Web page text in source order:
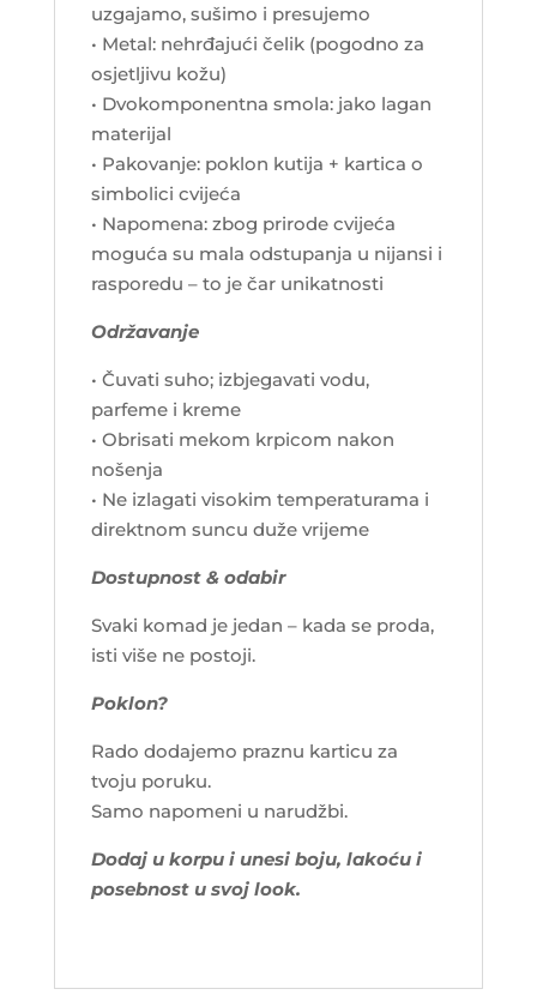
uzgajamo, sušimo i presujemo
• Metal: nehrđajući čelik (pogodno za
osjetljivu kožu)
• Dvokomponentna smola: jako lagan
materijal
• Pakovanje: poklon kutija + kartica o
simbolici cvijeća
• Napomena: zbog prirode cvijeća
moguća su mala odstupanja u nijansi i
rasporedu – to je čar unikatnosti
Održavanje
• Čuvati suho; izbjegavati vodu,
parfeme i kreme
• Obrisati mekom krpicom nakon
nošenja
• Ne izlagati visokim temperaturama i
direktnom suncu duže vrijeme
Dostupnost & odabir
Svaki komad je jedan – kada se proda,
isti više ne postoji.
Poklon?
Rado dodajemo praznu karticu za
tvoju poruku.
Samo napomeni u narudžbi.
Dodaj u korpu i unesi boju, lakoću i
posebnost u svoj look.